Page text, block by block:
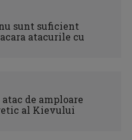
sunt suficient
atacurile cu
de amploare
al Kievului